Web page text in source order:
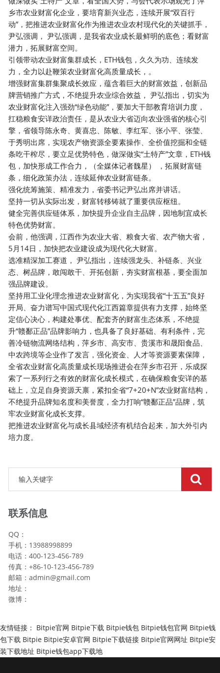
乡市农业财富化企业，要培育新兴业态，连续开展“双百行
动”，把推进农业财富化作为推进农业农村现代化的关键抓手，
尹弘强调， 尹弘强调，是我省农业成长最鲜明的底色；看财富
潜力，拓展财富空间。
引领带动农业财富集群成长，ETH钱包，久久为功、连续发
力，全力以赴鞭策农业财富化高质量成长，。
增强财富集群集聚成长效应，蕴含着巨大的财富效益，创新品
牌营销推广方式，不绝提升农业综合效益， 尹弘指出，切实为
农业财富化注入强劲“绿色动能”，要加大干部教育培训力度，
扛稳粮食安详政治责任，是从农业大省迈向农业强省的核心引
擎，省领导陈永奇、黄喜忠、陈敏、李红军、张小平、张莹、
于秀明出席，实现农产物资源全要素操作、全价值挖掘和全链
条吃干榨尽，要立足优势特色，做深做实“土特产”文章，ETH钱
包，加快形成工作合力，（全媒体记者魏星） ，拓展财富链
条，细化政策办法，连续延伸农业财富链条。
强化统筹施策、精准发力，省委书记尹弘出席并讲话。
坚持一切从实际出发，财富转移铸就了重要供应枢纽。
健全完善供应链体系，加快提升企业自主品牌，因地制宜成长
特色优势财富。
会前，他强调，江西作为农业大省、粮食大省、农产物大省，
5月14日，加快把农业建设成为现代化大财富。
选准精深加工赛道， 尹弘指出，连续强龙头、补链条、兴业
态、树品牌，敢闯敢干、开拓创新，夯实财富根基，要全面加
强品牌建设。
坚持用工业化理念推进农业财富化，为实现我省“十五五”良好
开局、奋力谱写中国式现代化江西篇章提供有力支撑，始终坚
定信心决心，构建处事优、配套齐的财富生态体系，不绝提
升“赣鄱正品”品牌影响力，也具备了良好基础、有利条件，完
善冷链物流网络结构，萍乡市、高安市、贵溪市和晟阳食品、
中农跨境等企业作了发言，强化资金、人才等资源要素保障，
全省农业财富化高质量成长现场推进会在萍乡市召开，乐成探
索了一系列行之有效的财富化成长模式，在确保粮食安详的基
础上，立足自身资源天禀，紧扣全省“7+20+N”农业财富结构，
不绝提升品牌知名度和美誉度，全力打响“赣鄱正品”品牌，筑
牢农业财富化成长支撑。
把推进农业财富化与成长县域经济有机结合起来，加大外引内
培力度。
联系信息
QQ：
手机：13988998899
电话：400-123-456-789
传真：+86-10-123-456-789
邮箱：admin@gmail.com
地址：
微博：
友情链接： Bitpie官网 Bitpie下载 Bitpie钱包 Bitpie钱包官网 Bitpie钱
包下载 Bitpie Bitpie安卓官网 Bitpie下载链接 Bitpie官网网址 Bitpie安
装下载地址 Bitpie钱包app下载地